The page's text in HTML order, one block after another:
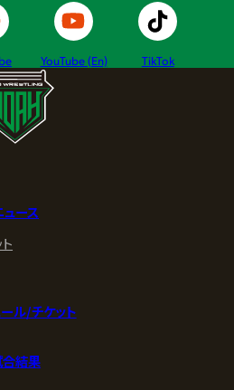
YouTube (En) TikTok
ュース
ル/チケット
結果